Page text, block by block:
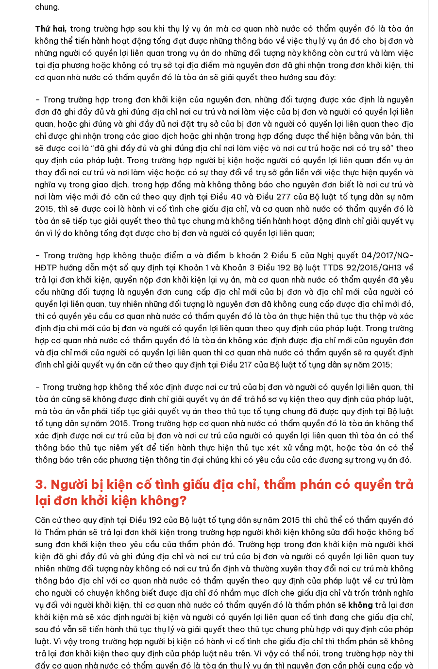
chung.
Thứ hai, trong trường hợp sau khi thụ lý vụ án mà cơ quan nhà nước có thẩm quyền đó là tòa án
không thể tiến hành hoạt động tống đạt được những thông báo về việc thụ lý vụ án đó cho bị đơn và
những người có quyền lợi liên quan trong vụ án do những đối tượng này không còn cư trú và làm việc
tại địa phương hoặc không có trụ sở tại địa điểm mà nguyên đơn đã ghi nhận trong đơn khởi kiện, thì
cơ quan nhà nước có thẩm quyền đó là tòa án sẽ giải quyết theo hướng sau đây:
– Trong trường hợp trong đơn khởi kiện của nguyên đơn, những đối tượng được xác định là nguyên
đơn đã ghi đầy đủ và ghi đúng địa chỉ nơi cư trú và nơi làm việc của bị đơn và người có quyền lợi liên
quan, hoặc ghi đúng và ghi đầy đủ nơi đặt trụ sở của bị đơn và người có quyền lợi liên quan theo địa
chỉ được ghi nhận trong các giao dịch hoặc ghi nhận trong hợp đồng được thể hiện bằng văn bản, thì
sẽ được coi là “đã ghi đầy đủ và ghi đúng địa chỉ nơi làm việc và nơi cư trú hoặc nơi có trụ sở” theo
quy định của pháp luật. Trong trường hợp người bị kiện hoặc người có quyền lợi liên quan đến vụ án
thay đổi nơi cư trú và nơi làm việc hoặc có sự thay đổi về trụ sở gắn liền với việc thực hiện quyền và
nghĩa vụ trong giao dịch, trong hợp đồng mà không thông báo cho nguyên đơn biết là nơi cư trú và
nơi làm việc mới đó căn cứ theo quy định tại Điều 40 và Điều 277 của Bộ luật tố tụng dân sự năm
2015, thì sẽ được coi là hành vi cố tình che giấu địa chỉ, và cơ quan nhà nước có thẩm quyền đó là
tòa án sẽ tiếp tục giải quyết theo thủ tục chung mà không tiến hành hoạt động đình chỉ giải quyết vụ
án vì lý do không tống đạt được cho bị đơn và người có quyền lợi liên quan;
– Trong trường hợp không thuộc điểm a và điểm b khoản 2 Điều 5 của Nghị quyết 04/2017/NQ-
HĐTP hướng dẫn một số quy định tại Khoản 1 và Khoản 3 Điều 192 Bộ luật TTDS 92/2015/QH13 về
trả lại đơn khởi kiện, quyền nộp đơn khởi kiện lại vụ án, mà cơ quan nhà nước có thẩm quyền đã yêu
cầu những đối tượng là nguyên đơn cung cấp địa chỉ mới của bị đơn và địa chỉ mới của người có
quyền lợi liên quan, tuy nhiên những đối tượng là nguyên đơn đã không cung cấp được địa chỉ mới đó,
thì có quyền yêu cầu cơ quan nhà nước có thẩm quyền đó là tòa án thực hiện thủ tục thu thập và xác
định địa chỉ mới của bị đơn và người có quyền lợi liên quan theo quy định của pháp luật. Trong trường
hợp cơ quan nhà nước có thẩm quyền đó là tòa án không xác định được địa chỉ mới của nguyên đơn
và địa chỉ mới của người có quyền lợi liên quan thì cơ quan nhà nước có thẩm quyền sẽ ra quyết định
đình chỉ giải quyết vụ án căn cứ theo quy định tại Điều 217 của Bộ luật tố tụng dân sự năm 2015;
– Trong trường hợp không thể xác định được nơi cư trú của bị đơn và người có quyền lợi liên quan, thì
tòa án cũng sẽ không được đình chỉ giải quyết vụ án để trả hồ sơ vụ kiện theo quy định của pháp luật,
mà tòa án vẫn phải tiếp tục giải quyết vụ án theo thủ tục tố tụng chung đã được quy định tại Bộ luật
tố tụng dân sự năm 2015. Trong trường hợp cơ quan nhà nước có thẩm quyền đó là tòa án không thể
xác định được nơi cư trú của bị đơn và nơi cư trú của người có quyền lợi liên quan thì tòa án có thể
thông báo thủ tục niêm yết để tiến hành thực hiện thủ tục xét xử vắng mặt, hoặc tòa án có thể
thông báo trên các phương tiện thông tin đại chúng khi có yêu cầu của các đương sự trong vụ án đó.
3. Người bị kiện cố tình giấu địa chỉ, thẩm phán có quyền trả
lại đơn khởi kiện không?
Căn cứ theo quy định tại Điều 192 của Bộ luật tố tụng dân sự năm 2015 thì chủ thể có thẩm quyền đó
là Thẩm phán sẽ trả lại đơn khởi kiện trong trường hợp người khởi kiện không sửa đổi hoặc không bổ
sung đơn khởi kiện theo yêu cầu của thẩm phán đó. Trường hợp trong đơn khởi kiện mà người khởi
kiện đã ghi đầy đủ và ghi đúng địa chỉ và nơi cư trú của bị đơn và người có quyền lợi liên quan tuy
nhiên những đối tượng này không có nơi cư trú ổn định và thường xuyên thay đổi nơi cư trú mà không
thông báo địa chỉ với cơ quan nhà nước có thẩm quyền theo quy định của pháp luật về cư trú làm
cho người có chuyện không biết được địa chỉ đó nhầm mục đích che giấu địa chỉ và trốn tránh nghĩa
vụ đối với người khởi kiện, thì cơ quan nhà nước có thẩm quyền đó là thẩm phán sẽ không trả lại đơn
khởi kiện mà sẽ xác định người bị kiện và người có quyền lợi liên quan cố tình đang che giấu địa chỉ,
sau đó vẫn sẽ tiến hành thủ tục thụ lý và giải quyết theo thủ tục chung phù hợp với quy định của pháp
luật. Vì vậy trong trường hợp người bị kiện có hành vi cố tình che giấu địa chỉ thì thẩm phán sẽ không
trả lại đơn khởi kiện theo quy định của pháp luật nêu trên. Vì vậy có thể nói, trong trường hợp này thì
đấy cơ quan nhà nước có thẩm quyền đó là tòa án thụ lý vụ án thì nguyên đơn cần phải cung cấp và